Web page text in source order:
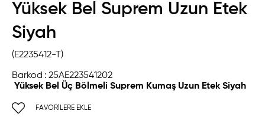
Yüksek Bel Suprem Uzun Etek
Siyah
(E2235412-T)
Barkod : 25AE223541202
Yüksek Bel Üç Bölmeli Suprem Kumaş Uzun Etek Siyah
FAVORILERE EKLE